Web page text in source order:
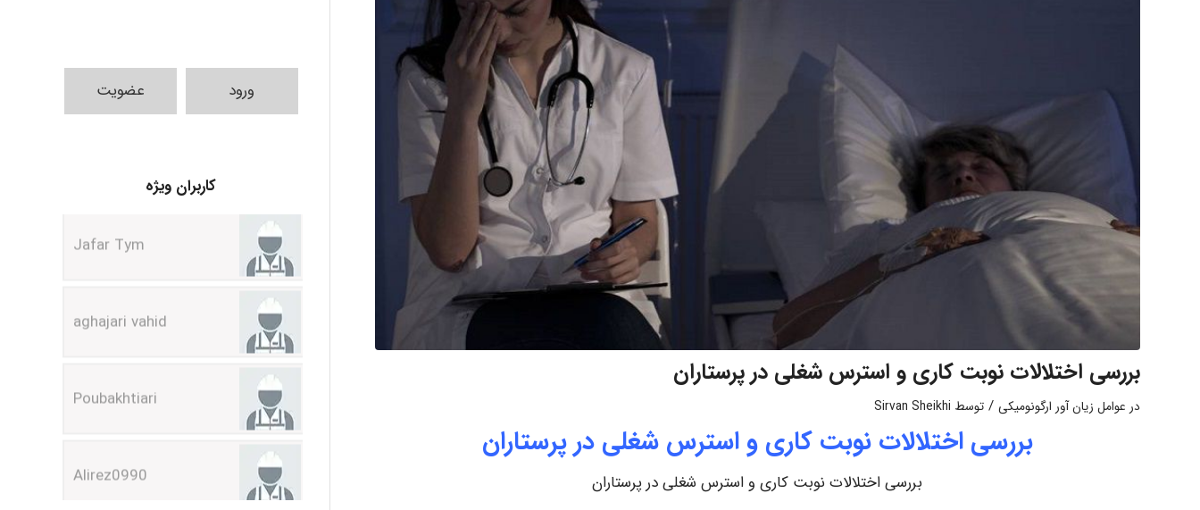
بررسی اختلالات نوبت کاری و استرس شغلی در پرستاران
در عوامل زیان آور ارگونومیکی / توسط Sirvan Sheikhi
بررسی اختلالات نوبت کاری و استرس شغلی در پرستاران
بررسی اختلالات نوبت کاری و استرس شغلی در پرستاران
ورود عضویت
کاربران ویژه
aghajari vahid
Poubakhtiari
Alirez0990
hosein abdolvand